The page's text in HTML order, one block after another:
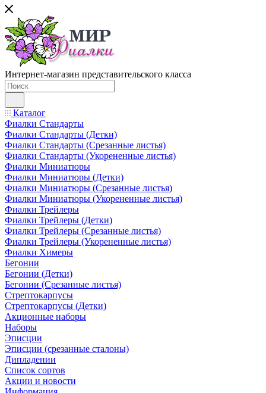
Интернет-магазин представительского класса
Каталог
Фиалки Стандарты
Фиалки Стандарты (Детки)
Фиалки Стандарты (Срезанные листья)
Фиалки Стандарты (Укорененные листья)
Фиалки Миниатюры
Фиалки Миниатюры (Детки)
Фиалки Миниатюры (Срезанные листья)
Фиалки Миниатюры (Укорененные листья)
Фиалки Трейлеры
Фиалки Трейлеры (Детки)
Фиалки Трейлеры (Срезанные листья)
Фиалки Трейлеры (Укорененные листья)
Фиалки Химеры
Бегонии
Бегонии (Детки)
Бегонии (Срезанные листья)
Стрептокарпусы
Стрептокарпусы (Детки)
Акционные наборы
Наборы
Эписции
Эписции (срезанные сталоны)
Дипладении
Список сортов
Акции и новости